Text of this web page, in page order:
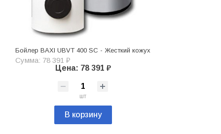
Бойлер BAXI UBVT 400 SC - Жесткий кожух
Сумма: 78 391 ₽
Цена: 78 391 ₽
шт
В корзину